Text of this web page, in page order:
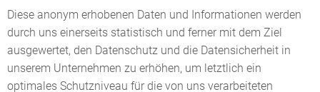
Diese anonym erhobenen Daten und Informationen werden
durch uns einerseits statistisch und ferner mit dem Ziel
ausgewertet, den Datenschutz und die Datensicherheit in
unserem Unternehmen zu erhöhen, um letztlich ein
optimales Schutzniveau für die von uns verarbeiteten